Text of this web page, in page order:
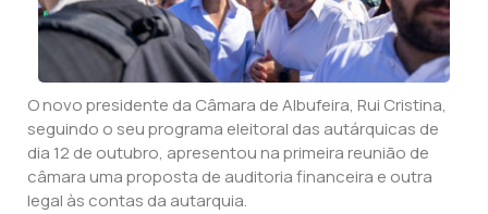
O novo presidente da Câmara de Albufeira, Rui Cristina,
seguindo o seu programa eleitoral das autárquicas de
dia 12 de outubro, apresentou na primeira reunião de
câmara uma proposta de auditoria financeira e outra
legal às contas da autarquia.